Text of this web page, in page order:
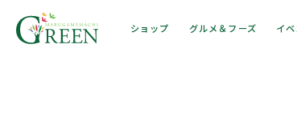
ショップ グルメ＆フーズ イ